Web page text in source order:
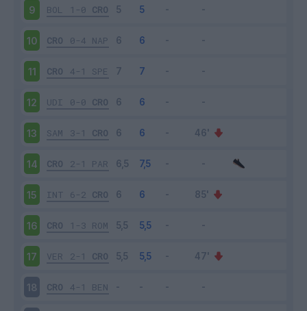
9 BOL 1-0 CRO
10 CRO 0-4 NAP
11 CRO 4-1 SPE
12 UDI 0-0 CRO
13 SAM 3-1 CRO
14 CRO 2-1 PAR
15 INT 6-2 CRO
16 CRO 1-3 ROM
17 VER 2-1 CRO
18 CRO 4-1 BEN